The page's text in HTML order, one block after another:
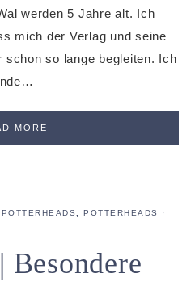
werden 5 Jahre alt. Ich
mich der Verlag und seine
schon so lange begleiten. Ich
MORE
POTTERHEADS, POTTERHEADS
·
Besondere